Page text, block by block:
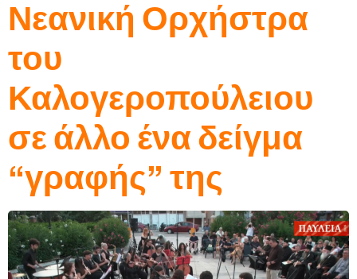
Νεανική Ορχήστρα
του
Καλογεροπούλειου
σε άλλο ένα δείγμα
“γραφής” της